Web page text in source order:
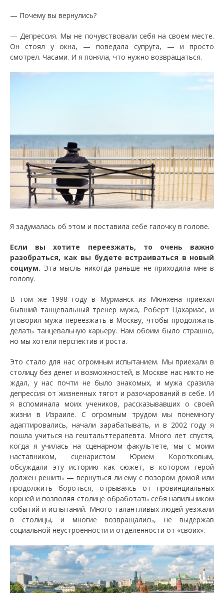
— Почему вы вернулись?
— Депрессия. Мы не почувствовали себя на своем месте.
Он стоял у окна, — поведала супруга, — и просто
смотрел. Часами. И я поняла, что нужно возвращаться.
Я задумалась об этом и поставила себе галочку в голове.
Если вы хотите переезжать, то очень важно
разобраться, как вы будете встраиваться в новый
социум. Эта мысль никогда раньше не приходила мне в
голову.
В том же 1998 году в Мурманск из Мюнхена приехал
бывший танцевальный тренер мужа, Роберт Цахариас, и
уговорил мужа переезжать в Москву, чтобы продолжать
делать танцевальную карьеру. Нам обоим было страшно,
но мы хотели перспектив и роста.
Это стало для нас огромным испытанием. Мы приехали в
столицу без денег и возможностей, в Москве нас никто не
ждал, у нас почти не было знакомых, и мужа сразила
депрессия от жизненных тягот и разочарований в себе. И
я вспоминала моих учеников, рассказывавших о своей
жизни в Израиле. С огромным трудом мы понемногу
адаптировались, начали зарабатывать, и в 2002 году я
пошла учиться на гештальттерапевта. Много лет спустя,
когда я училась на сценарном факультете, мы с моим
наставником, сценаристом Юрием Коротковым,
обсуждали эту историю как сюжет, в котором герой
должен решить — вернуться ли ему с позором домой или
продолжить бороться, отрываясь от провинциальных
корней и позволяя столице обработать себя напильником
событий и испытаний. Много талантливых людей уезжали
в столицы, и многие возвращались, не выдержав
социальной неустроенности и отделенности от «своих».